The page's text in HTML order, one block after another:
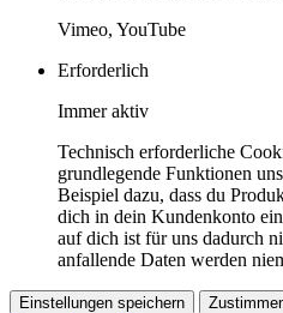
Vimeo, YouTube
Erforderlich
Immer aktiv
Technisch erforderliche
grundlegende Funktionen
Beispiel dazu, dass du
dich in dein Kundenkonto
auf dich ist für uns dadurch
anfallende Daten werden
Einstellungen speichern